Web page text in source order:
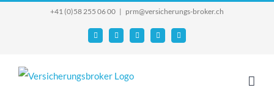
+41 (0)58 255 06 00 | prm@versicherungs-broker.ch
Email FacebookYouTube
X Instagram